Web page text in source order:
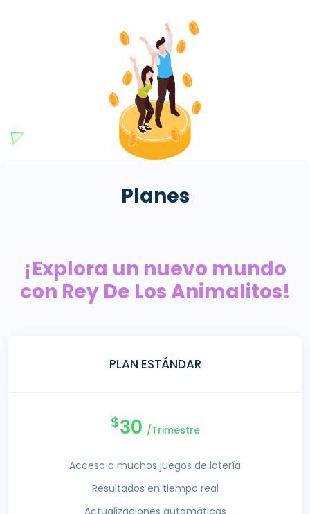
Planes
¡Explora un nuevo mundo
con Rey De Los Animalitos!
PLAN ESTÁNDAR
$30 /Trimestre
Acceso a muchos juegos de lotería
Resultados en tiempo real